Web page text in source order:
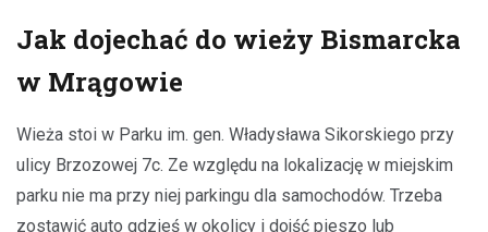
Jak dojechać do wieży Bismarcka
w Mrągowie
Wieża stoi w Parku im. gen. Władysława Sikorskiego przy
ulicy Brzozowej 7c. Ze względu na lokalizację w miejskim
parku nie ma przy niej parkingu dla samochodów. Trzeba
zostawić auto gdzieś w okolicy i dojść pieszo lub